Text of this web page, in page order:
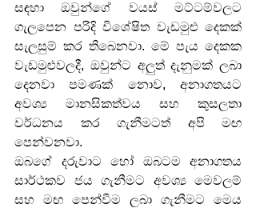
සඳහා ඔවුන්ගේ වයස් මට්ටම්වලට
ගැලපෙන පරිදි විශේෂිත වැඩමුළු දෙකක්
සැලසුම් කර තිබෙනවා. මේ පැය දෙකක
වැඩමුළුවලදී, ඔවුන්ට අලුත් දැනුමක් ලබා
දෙනවා පමණක් නොව, අනාගතයට
අවශ්‍ය මානසිකත්වය සහ කුසලතා
වර්ධනය කර ගැනීමටත් අපි මඟ
පෙන්වනවා.
ඔබගේ දරුවාට හෝ ඔබටම අනාගතය
සාර්ථකව ජය ගැනීමට අවශ්‍ය මෙවලම්
සහ මඟ පෙන්වීම ලබා ගැනීමට මෙය